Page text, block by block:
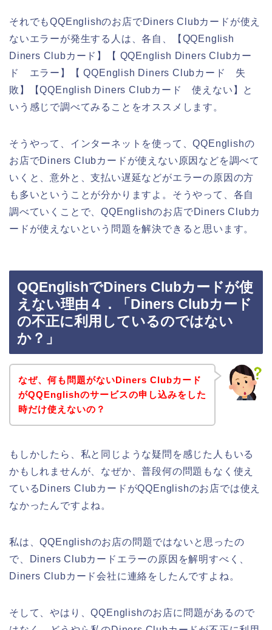
それでもQQEnglishのお店でDiners Clubカードが使え
ないエラーが発生する人は、各自、【QQEnglish
Diners Clubカード】【 QQEnglish Diners Clubカー
ド エラー】【 QQEnglish Diners Clubカード 失
敗】【QQEnglish Diners Clubカード 使えない】と
いう感じで調べてみることをオススメします。
そうやって、インターネットを使って、QQEnglishの
お店でDiners Clubカードが使えない原因などを調べて
いくと、意外と、支払い遅延などがエラーの原因の方
も多いということが分かりますよ。そうやって、各自
調べていくことで、QQEnglishのお店でDiners Clubカ
ードが使えないという問題を解決できると思います。
QQEnglishでDiners Clubカードが使
えない理由４．「Diners Clubカード
の不正に利用しているのではない
か？」
なぜ、何も問題がないDiners Clubカード
がQQEnglishのサービスの申し込みをした
時だけ使えないの？
もしかしたら、私と同じような疑問を感じた人もいる
かもしれませんが、なぜか、普段何の問題もなく使え
ているDiners ClubカードがQQEnglishのお店では使え
なかったんですよね。
私は、QQEnglishのお店の問題ではないと思ったの
で、Diners Clubカードエラーの原因を解明すべく、
Diners Clubカード会社に連絡をしたんですよね。
そして、やはり、QQEnglishのお店に問題があるので